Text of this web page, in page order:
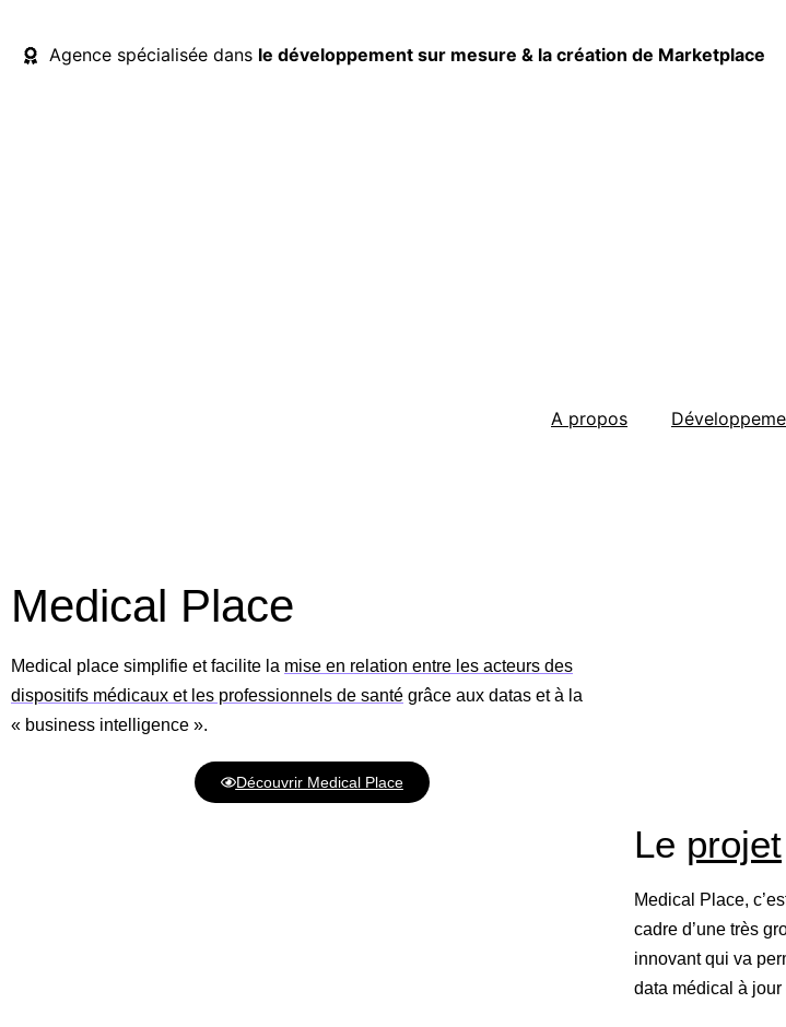
Agence spécialisée dans le développement sur mesure & la création de Marketplace
A propos
Medical Place
Medical place simplifie et facilite la mise en relation entre les acteurs des
dispositifs médicaux et les professionnels de santé grâce aux datas et à la
« business intelligence ».
Découvrir Medical Place
Le projet
Medical Place,
cadre d’une très
innovant qui va
data médical à